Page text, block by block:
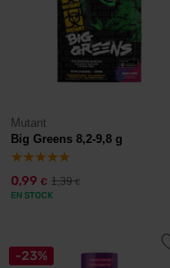
Mutant
Big Greens 8,2-9,8 g
0,99 € 1,39€
EN STOCK
-23%